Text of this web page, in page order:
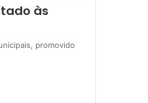
às
promovido